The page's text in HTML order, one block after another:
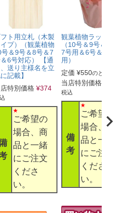
ト用立札（木製
イプ）（観葉植物
号＆9号＆8号＆7
6号対応） 【通
送り主様名を立
記載】
特別価格 ¥374
ご希望の
場合、商
品と一緒
にご注文
くださ
い。
観葉植物ラッピン
（10号＆9号＆8号
7号用＆6号＆5号
用）
定価 ¥550のところ
当店特別価格
税込
備
考
ご希望の
場合、商
品と一緒
にご注文
くださ
い。